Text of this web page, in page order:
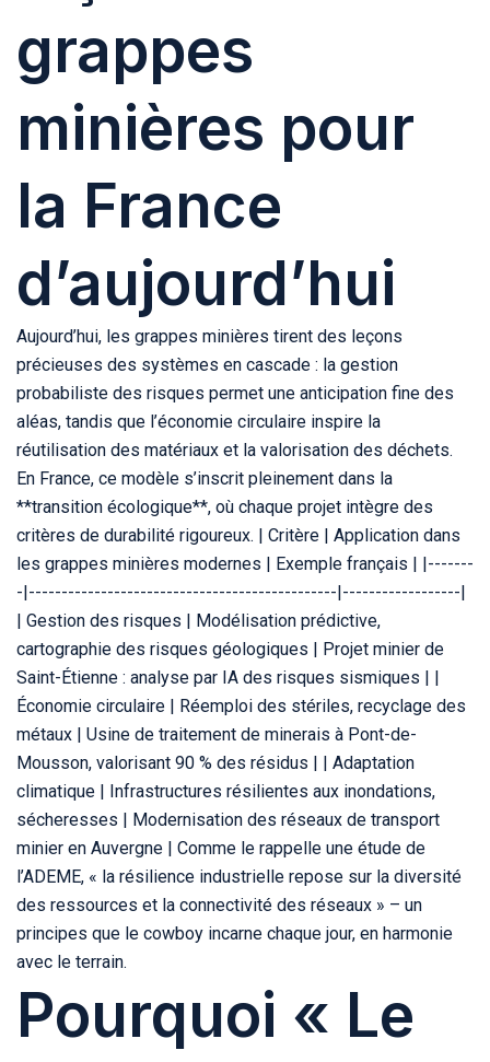
grappes
minières pour
la France
d’aujourd’hui
Aujourd’hui, les grappes minières tirent des leçons
précieuses des systèmes en cascade : la gestion
probabiliste des risques permet une anticipation fine des
aléas, tandis que l’économie circulaire inspire la
réutilisation des matériaux et la valorisation des déchets.
En France, ce modèle s’inscrit pleinement dans la
**transition écologique**, où chaque projet intègre des
critères de durabilité rigoureux. | Critère | Application dans
les grappes minières modernes | Exemple français | |-------
-|-----------------------------------------------|------------------|
| Gestion des risques | Modélisation prédictive,
cartographie des risques géologiques | Projet minier de
Saint-Étienne : analyse par IA des risques sismiques | |
Économie circulaire | Réemploi des stériles, recyclage des
métaux | Usine de traitement de minerais à Pont-de-
Mousson, valorisant 90 % des résidus | | Adaptation
climatique | Infrastructures résilientes aux inondations,
sécheresses | Modernisation des réseaux de transport
minier en Auvergne | Comme le rappelle une étude de
l’ADEME, « la résilience industrielle repose sur la diversité
des ressources et la connectivité des réseaux » – un
principes que le cowboy incarne chaque jour, en harmonie
avec le terrain.
Pourquoi « Le